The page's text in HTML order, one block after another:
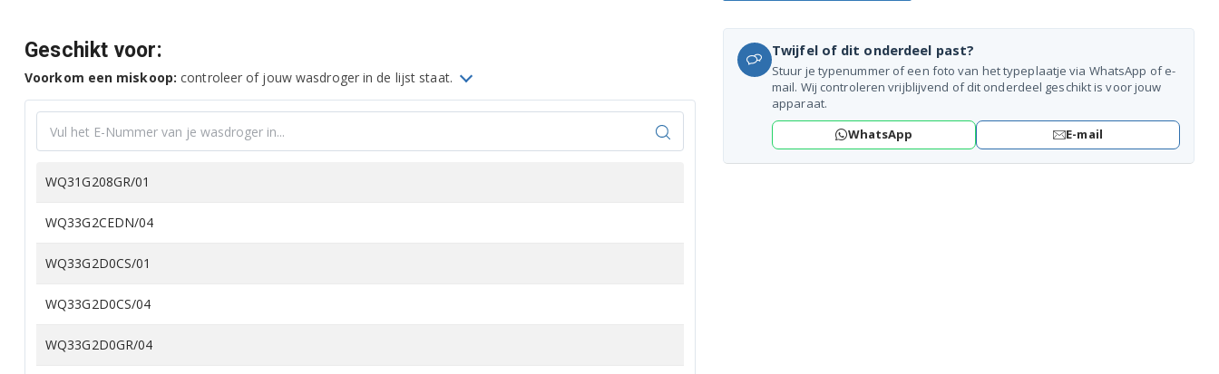
Geschikt voor:
Voorkom een miskoop: controleer of jouw wasdroger in de lijst staat.
WQ31G208GR/01
WQ33G2CEDN/04
WQ33G2D0CS/01
WQ33G2D0CS/04
WQ33G2D0GR/04
Twijfel of dit onderdeel past?
Stuur je typenummer of een foto van het typeplaatje via WhatsApp of e-
mail. Wij controleren vrijblijvend of dit onderdeel geschikt is voor jouw
apparaat.
WhatsApp
E-mail